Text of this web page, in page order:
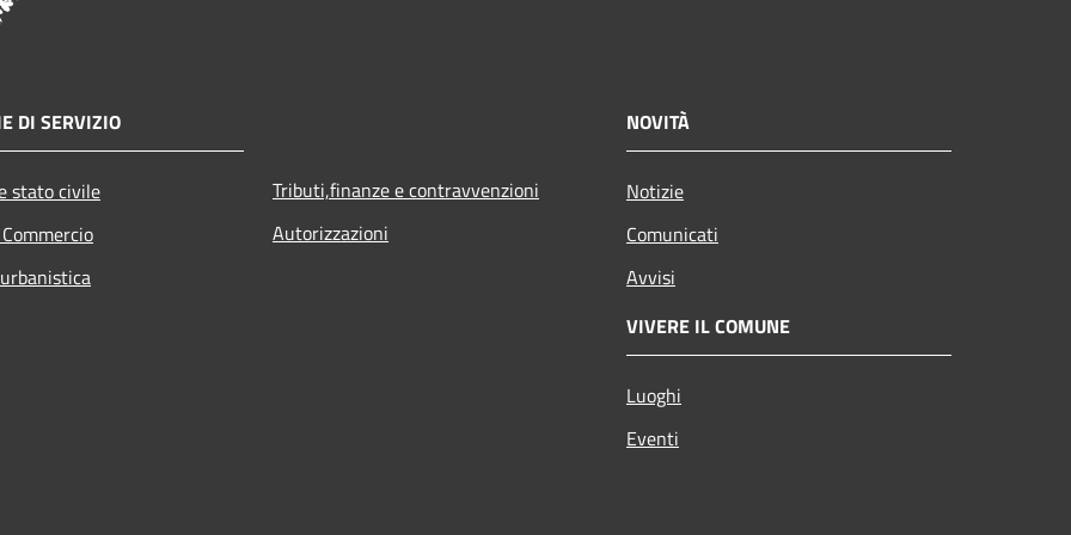
DI SERVIZIO
stato civile
Tributi,finanze e contravvenzioni
Autorizzazioni
NOVITÀ
Notizie
Comunicati
Avvisi
VIVERE IL COMUNE
Luoghi
Eventi